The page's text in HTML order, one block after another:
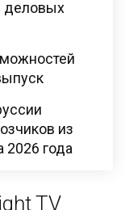
деловых
из
2026 года
TV